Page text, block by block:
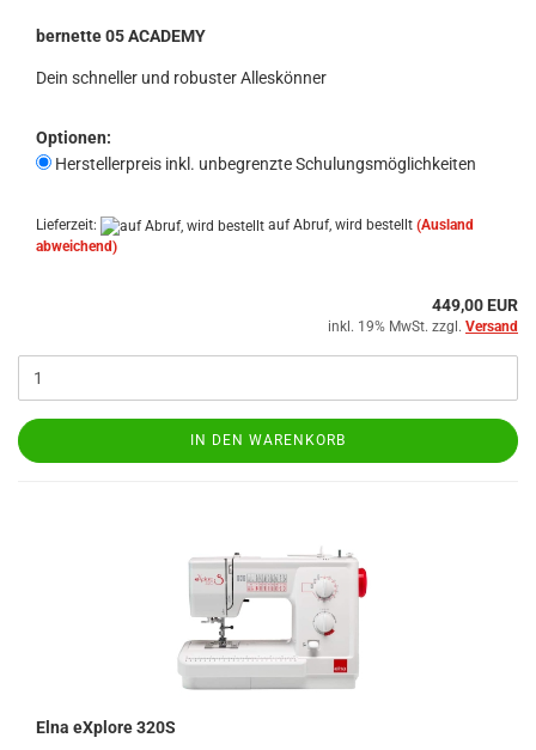
bernette 05 ACADEMY
Dein schneller und robuster Alleskönner
Optionen:
Herstellerpreis inkl. unbegrenzte Schulungsmöglichkeiten
Lieferzeit: auf Abruf, wird bestellt (Ausland
abweichend)
449,00 EUR
inkl. 19% MwSt. zzgl. Versand
IN DEN WARENKORB
Elna eXplore 320S